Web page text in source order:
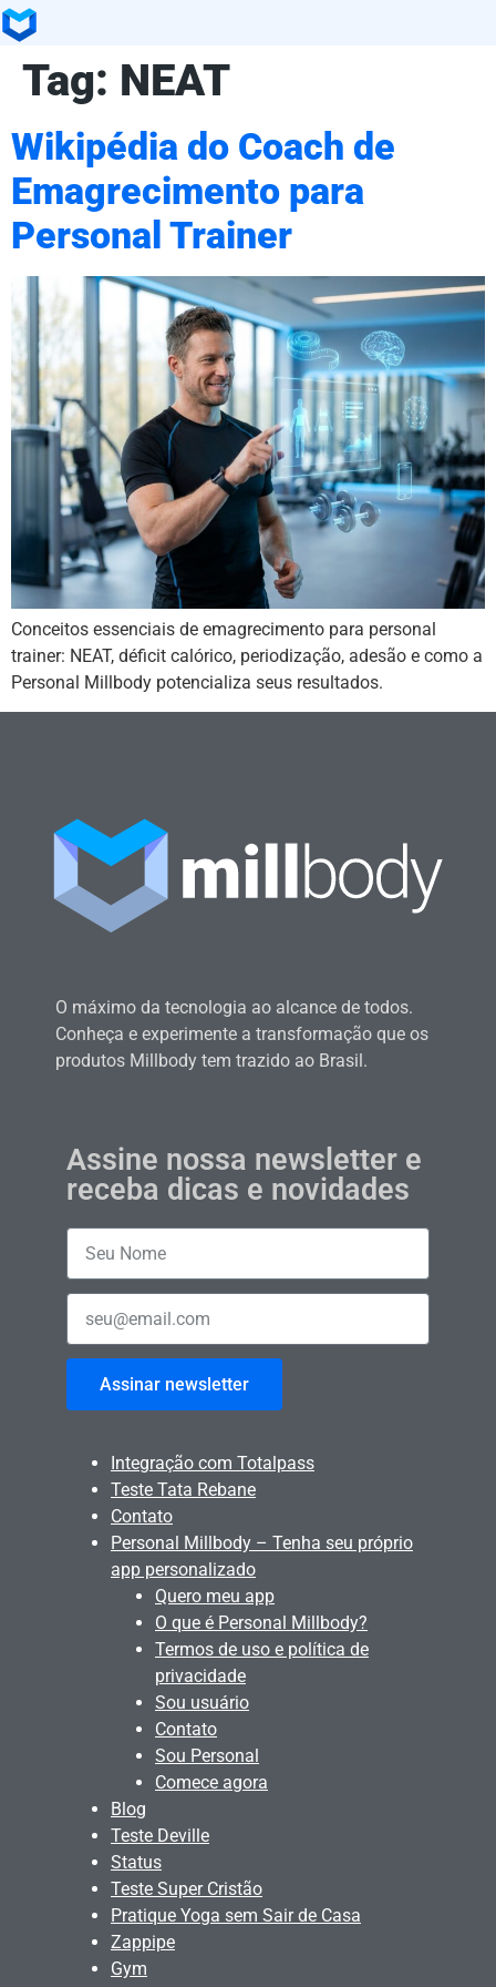
Tag: NEAT
Wikipédia do Coach de
Emagrecimento para
Personal Trainer
Conceitos essenciais de emagrecimento para personal
trainer: NEAT, déficit calórico, periodização, adesão e como a
Personal Millbody potencializa seus resultados.
O máximo da tecnologia ao alcance de todos.
Conheça e experimente a transformação que os
produtos Millbody tem trazido ao Brasil.
Assine nossa newsletter e
receba dicas e novidades
Assinar newsletter
Integração com Totalpass
Teste Tata Rebane
Contato
Personal Millbody – Tenha seu próprio
app personalizado
Quero meu app
O que é Personal Millbody?
Termos de uso e política de
privacidade
Sou usuário
Contato
Sou Personal
Comece agora
Blog
Teste Deville
Status
Teste Super Cristão
Pratique Yoga sem Sair de Casa
Zappipe
Gym